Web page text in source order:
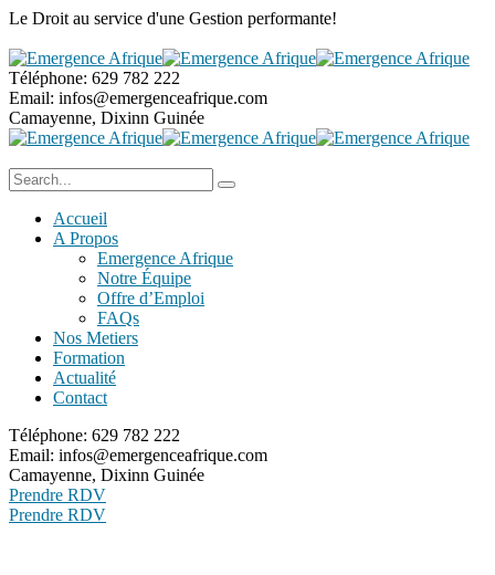
Le Droit au service d'une Gestion performante!
Téléphone: 629 782 222
Email: infos@emergenceafrique.com
Camayenne, Dixinn Guinée
Accueil
A Propos
Emergence Afrique
Notre Équipe
Offre d’Emploi
FAQs
Nos Metiers
Formation
Actualité
Contact
Téléphone: 629 782 222
Email: infos@emergenceafrique.com
Camayenne, Dixinn Guinée
Prendre RDV
Prendre RDV